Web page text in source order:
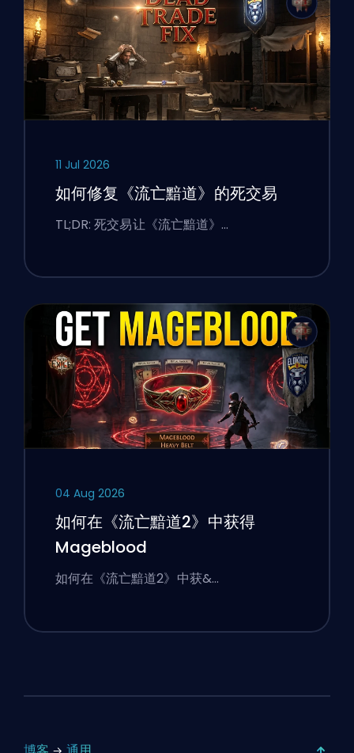
11 Jul 2026
如何修复《流亡黯道》的死交易
TL;DR: 死交易让《流亡黯道》…
04 Aug 2026
如何在《流亡黯道2》中获得
Mageblood
如何在《流亡黯道2》中获&…